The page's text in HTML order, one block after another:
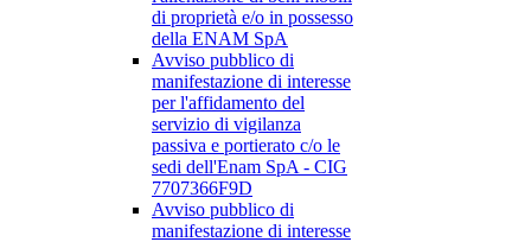
di proprietà e/o in possesso
della ENAM SpA
Avviso pubblico di
manifestazione di interesse
per l'affidamento del
servizio di vigilanza
passiva e portierato c/o le
sedi dell'Enam SpA - CIG
7707366F9D
Avviso pubblico di
manifestazione di interesse